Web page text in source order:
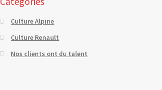
Culture Alpine
Culture Renault
Nos clients ont du talent